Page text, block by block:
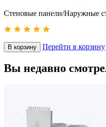
Стеновые панели/Наружные
В корзину Перейти в корзину
Вы недавно